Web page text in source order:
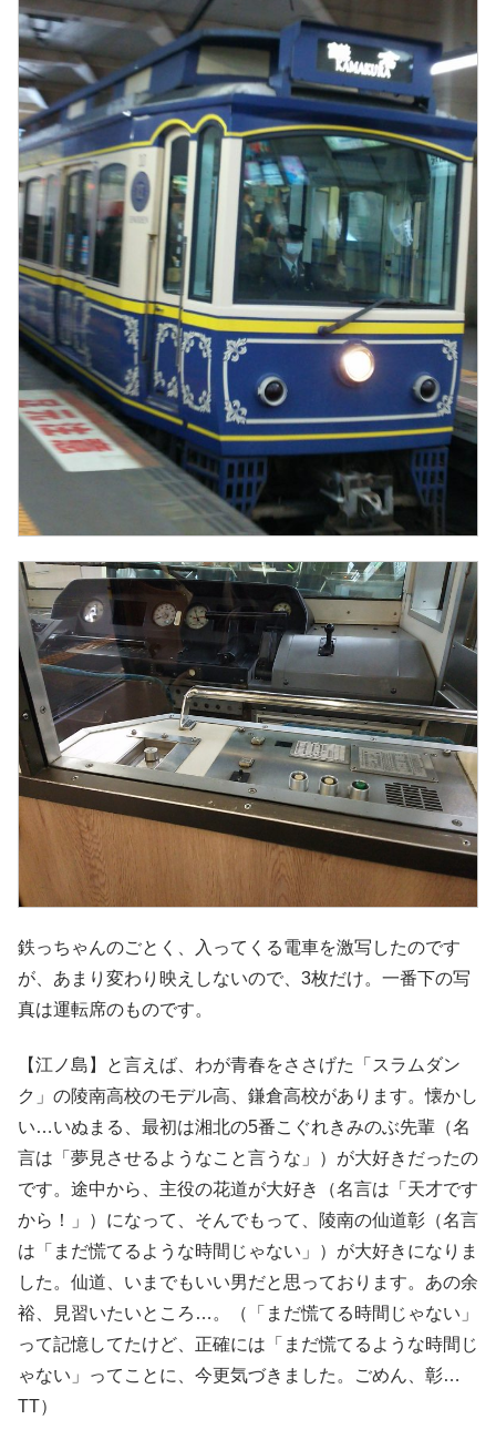
鉄っちゃんのごとく、入ってくる電車を激写したのです
が、あまり変わり映えしないので、3枚だけ。一番下の写
真は運転席のものです。
【江ノ島】と言えば、わが青春をささげた「スラムダン
ク」の陵南高校のモデル高、鎌倉高校があります。懐かし
い…いぬまる、最初は湘北の5番こぐれきみのぶ先輩（名
言は「夢見させるようなこと言うな」）が大好きだったの
です。途中から、主役の花道が大好き（名言は「天才です
から！」）になって、そんでもって、陵南の仙道彰（名言
は「まだ慌てるような時間じゃない」）が大好きになりま
した。仙道、いまでもいい男だと思っております。あの余
裕、見習いたいところ…。（「まだ慌てる時間じゃない」
って記憶してたけど、正確には「まだ慌てるような時間じ
ゃない」ってことに、今更気づきました。ごめん、彰…
TT）